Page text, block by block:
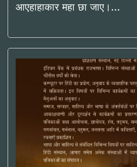
आएहाहाकार महा छा जाए।…